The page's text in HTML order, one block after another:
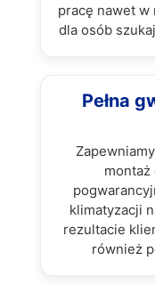
pracę nawet w
dla osób
Pełna
klimatyzacji
rezultacie
również